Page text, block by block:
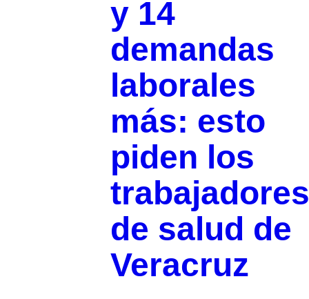
y 14
demandas
laborales
más: esto
piden los
trabajadores
de salud de
Veracruz